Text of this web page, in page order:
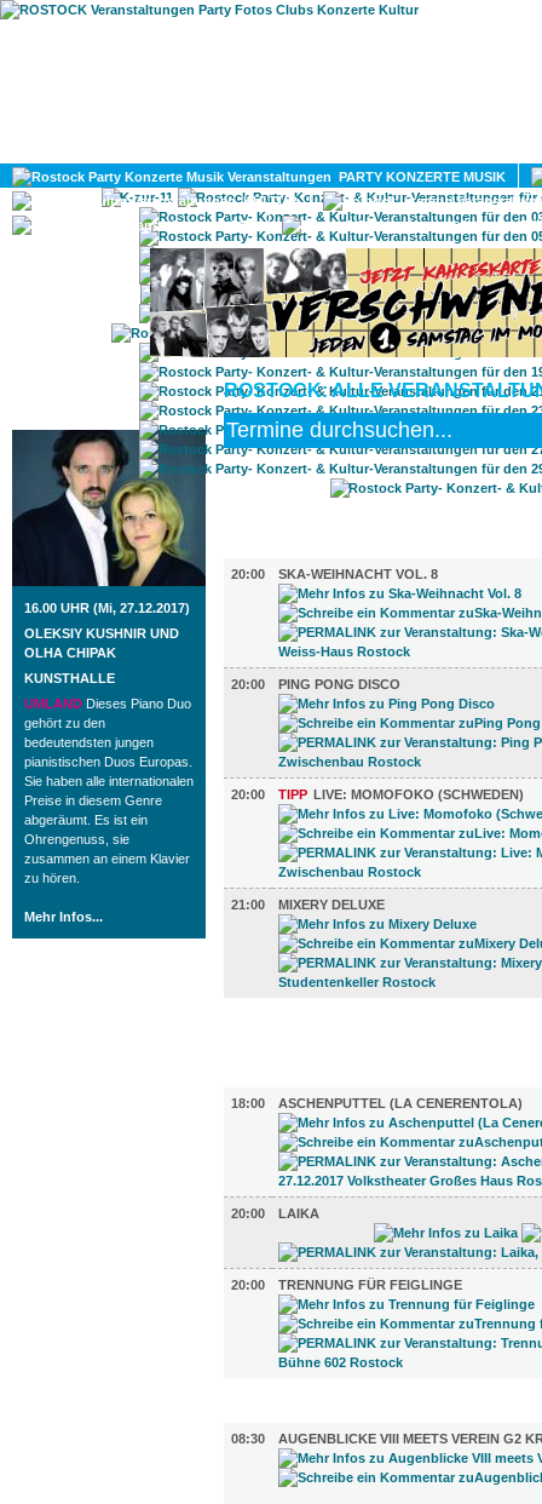
PARTY KONZERTE MUSIK
KULTUR
GAY
ROSTOCK TAGESTIPP
16.00 UHR (Mi, 27.12.2017)
OLEKSIY KUSHNIR UND
OLHA CHIPAK
KUNSTHALLE
UMLAND Dieses Piano Duo
gehört zu den
bedeutendsten jungen
pianistischen Duos Europas.
Sie haben alle internationalen
Preise in diesem Genre
abgeräumt. Es ist ein
Ohrengenuss, sie
zusammen an einem Klavier
zu hören.
Mehr Infos...
ROSTOCK: ALLE
20:00
SKA-WEIHNACHT VOL. 8
20:00 PING PONG DISCO
20:00 TIPP LIVE: MOMOFOKO (SCHWEDEN)
21:00 MIXERY DELUXE
18:00
ASCHENPUTTEL (LA CENERENTOLA)
20:00 LAIKA
20:00 TRENNUNG FÜR FEIGLINGE
08:30
AUGENBLICKE VIII MEETS VEREIN G2